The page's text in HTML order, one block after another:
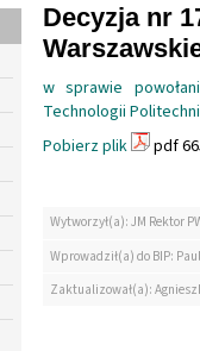
Decyzja nr
w sprawie
Technologii
Pobierz plik
pdf
Wytworzył(a): JM Rektor
Wprowadził(a) do BIP:
Zaktualizował(a):